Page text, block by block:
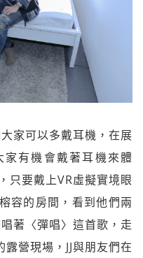
家可以多戴耳機，在展
有機會戴著耳機來體
只要戴上VR虛擬實境眼
容的房間，看到他們兩
著〈彈唱〉這首歌，走
營現場，JJ與朋友們在